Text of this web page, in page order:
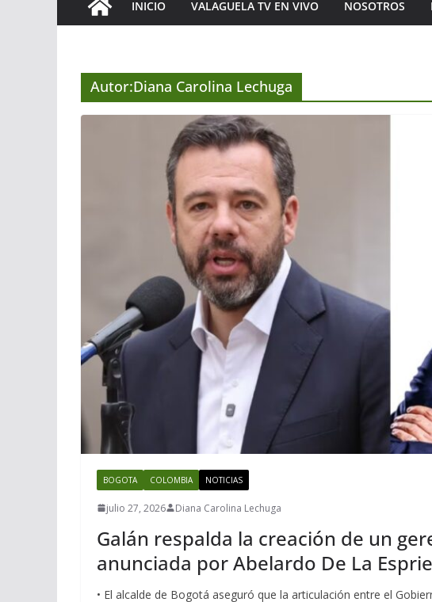
INICIO VALAGUELA TV EN VIVO NOSOTROS
Autor:Diana Carolina Lechuga
BOGOTA COLOMBIA NOTICIAS
julio 27, 2026 Diana Carolina Lechuga
Galán respalda la creación de un
anunciada por Abelardo De La
• El alcalde de Bogotá aseguró que la articulación entre el